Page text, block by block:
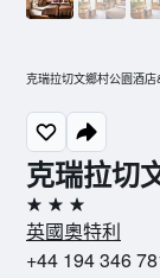
克瑞拉切
3星級
英國奧特利
+44 194 346
克瑞拉切文鄉村公園酒